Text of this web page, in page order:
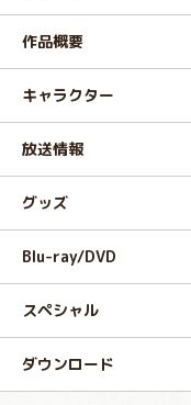
作品概要
キャラクター
放送情報
グッズ
Blu-ray/DVD
スペシャル
ダウンロード